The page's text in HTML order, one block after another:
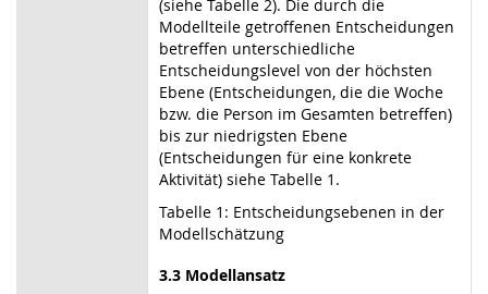
(siehe Tabelle 2). Die durch die
Modellteile getroffenen Entscheidungen
betreffen unterschiedliche
Entscheidungslevel von der höchsten
Ebene (Entscheidungen, die die Woche
bzw. die Person im Gesamten betreffen)
bis zur niedrigsten Ebene
(Entscheidungen für eine konkrete
Aktivität) siehe Tabelle 1.
Tabelle 1: Entscheidungsebenen in der
Modellschätzung
3.3 Modellansatz